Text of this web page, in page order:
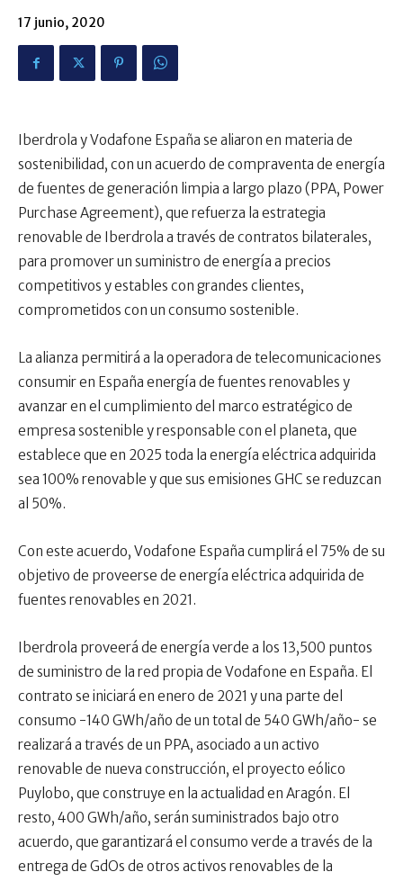
17 junio, 2020
Iberdrola y Vodafone España se aliaron en materia de
sostenibilidad, con un acuerdo de compraventa de energía
de fuentes de generación limpia a largo plazo (PPA, Power
Purchase Agreement), que refuerza la estrategia
renovable de Iberdrola a través de contratos bilaterales,
para promover un suministro de energía a precios
competitivos y estables con grandes clientes,
comprometidos con un consumo sostenible.
La alianza permitirá a la operadora de telecomunicaciones
consumir en España energía de fuentes renovables y
avanzar en el cumplimiento del marco estratégico de
empresa sostenible y responsable con el planeta, que
establece que en 2025 toda la energía eléctrica adquirida
sea 100% renovable y que sus emisiones GHC se reduzcan
al 50%.
Con este acuerdo, Vodafone España cumplirá el 75% de su
objetivo de proveerse de energía eléctrica adquirida de
fuentes renovables en 2021.
Iberdrola proveerá de energía verde a los 13,500 puntos
de suministro de la red propia de Vodafone en España. El
contrato se iniciará en enero de 2021 y una parte del
consumo -140 GWh/año de un total de 540 GWh/año- se
realizará a través de un PPA, asociado a un activo
renovable de nueva construcción, el proyecto eólico
Puylobo, que construye en la actualidad en Aragón. El
resto, 400 GWh/año, serán suministrados bajo otro
acuerdo, que garantizará el consumo verde a través de la
entrega de GdOs de otros activos renovables de la